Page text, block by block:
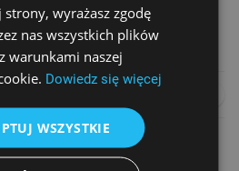
zł
2 390,00 zł
strony, wyrażasz zgodę
nas wszystkich plików
warunkami naszej
Dowiedz się więcej
WSZYSTKIE